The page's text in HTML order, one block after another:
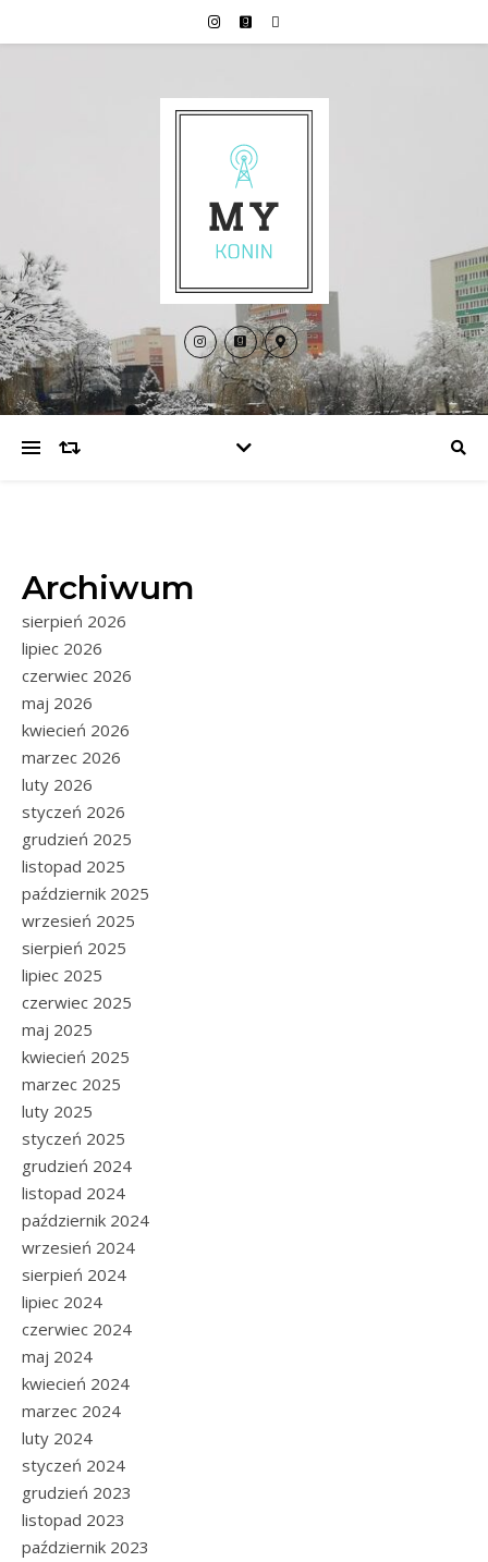
Archiwum
sierpień 2026
lipiec 2026
czerwiec 2026
maj 2026
kwiecień 2026
marzec 2026
luty 2026
styczeń 2026
grudzień 2025
listopad 2025
październik 2025
wrzesień 2025
sierpień 2025
lipiec 2025
czerwiec 2025
maj 2025
kwiecień 2025
marzec 2025
luty 2025
styczeń 2025
grudzień 2024
listopad 2024
październik 2024
wrzesień 2024
sierpień 2024
lipiec 2024
czerwiec 2024
maj 2024
kwiecień 2024
marzec 2024
luty 2024
styczeń 2024
grudzień 2023
listopad 2023
październik 2023